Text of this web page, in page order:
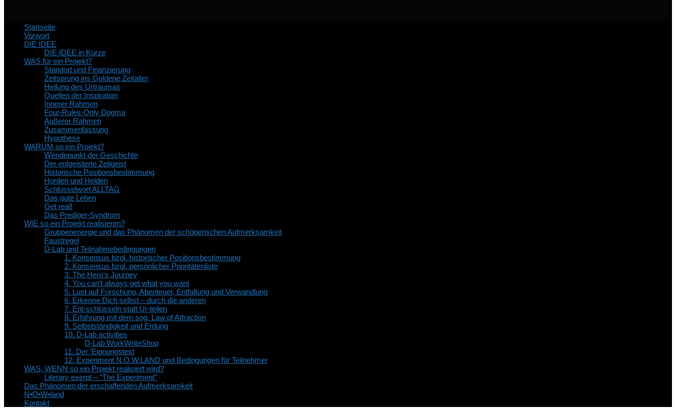
Startseite
Vorwort
DIE IDEE
DIE IDEE in Kürze
WAS für ein Projekt?
Standort und Finanzierung
Zeitsprung ins Goldene Zeitalter
Heilung des Urtraumas
Quellen der Inspiration
Innerer Rahmen
Four-Rules-Only Dogma
Äußerer Rahmen
Zusammenfassung
Hypothese
WARUM so ein Projekt?
Wendepunkt der Geschichte
Der entgeisterte Zeitgeist
Historische Positionsbestimmung
Horden und Helden
Schlüsselwort ALLTAG
Das gute Leben
Get real!
Das Prediger-Syndrom
WIE so ein Projekt realisieren?
Gruppenenergie und das Phänomen der schöperischen Aufmerksamkeit
Faustregel
D-Lab und Teilnahmebedingungen
1. Konsensus bzgl. historischer Positionsbestimmung
2. Konsensus bzgl. persönlicher Prioritätenliste
3. The Hero’s Journey
4. You can’t always get what you want
5. Lust auf Forschung, Abenteuer, Entfaltung und Verwandlung
6. Erkenne Dich selbst – durch die anderen
7. Ent-schlüsseln statt Ur-teilen
8. Erfahrung mit dem sog. Law of Attraction
9. Selbstständigkeit und Erdung
10. D-Lab activities
D-Lab WorkWriteShop
11. Der ‘Eignungstest
12. Experiment N.O.W.LAND und Bedingungen für Teilnehmer
WAS, WENN so ein Projekt realisiert wird?
Literary exerpt – “The Experiment”
Das Phänomen der erschaffenden Aufmerksamkeit
N•O•W•land
Kontakt